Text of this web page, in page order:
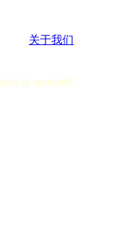
关于我们
of system:0